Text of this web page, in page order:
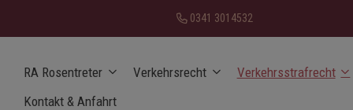
0341 3014532
RA Rosentreter Verkehrsrecht
Verkehrsstrafrecht
Kontakt & Anfahrt